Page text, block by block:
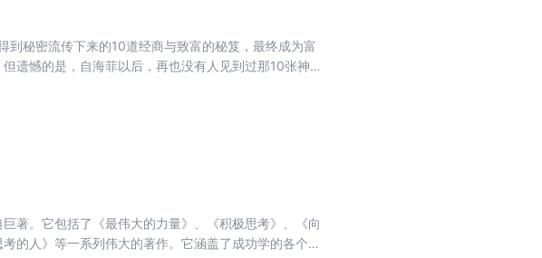
秘密流传下来的10道经商与致富的秘笈，最终成为富
遗憾的是，自海菲以后，再也没有人见到过那10张神必
著。它包括了《最伟大的力量》、《积极思考》、《向
的人》等一系列伟大的著作。它涵盖了成功学的各个方